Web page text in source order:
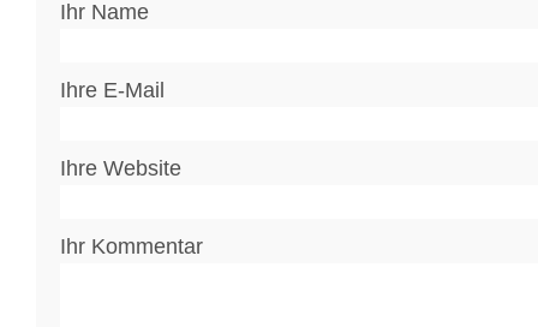
Ihr Name
Ihre E-Mail
Ihre Website
Ihr Kommentar